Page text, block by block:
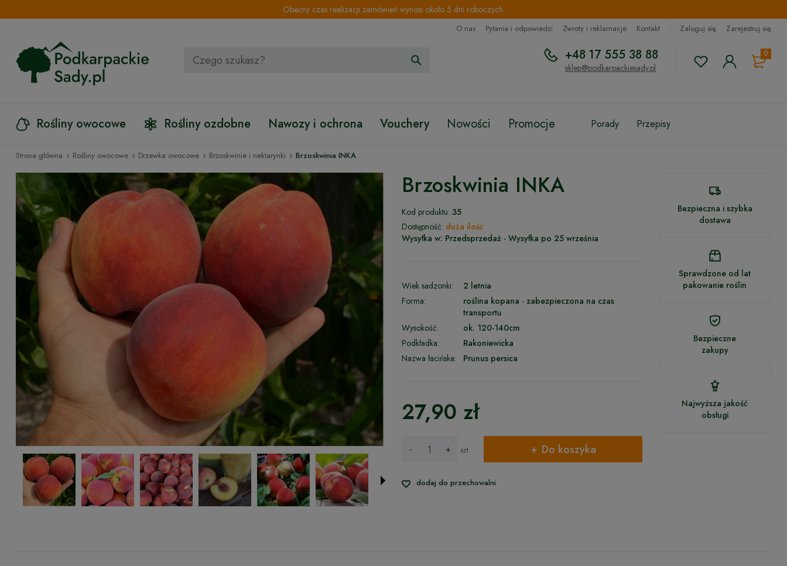
Obecny czas realizacji zamówień wynosi około 5 dni roboczych.
O nas Pytania i odpowiedzi Zwroty i reklamacje Kontakt Zaloguj się Zarejestruj się
0
+48 17 555 38 88
sklep@podkarpackiesady.pl
Rośliny owocowe Rośliny ozdobne Nawozy i ochrona Vouchery Nowości Promocje Porady Przepisy
Strona główna › Rośliny owocowe › Drzewka owocowe › Brzoskwinie i nektarynki › Brzoskwinia INKA
Brzoskwinia INKA
Kod produktu: 35
Dostępność: duża ilość
Wysyłka w: Przedsprzedaż - Wysyłka po 25 września
Wiek sadzonki:
2 letnia
Forma:
roślina kopana - zabezpieczona na czas
transportu
Wysokość:
ok. 120-140cm
Podkładka:
Rakoniewicka
Nazwa łacińska:
Prunus persica
27,90 zł
- + szt. Do koszyka
dodaj do przechowalni
Bezpieczna i szybka
dostawa
Sprawdzone od lat
pakowanie roślin
Bezpieczne
zakupy
Najwyższa jakość
obsługi